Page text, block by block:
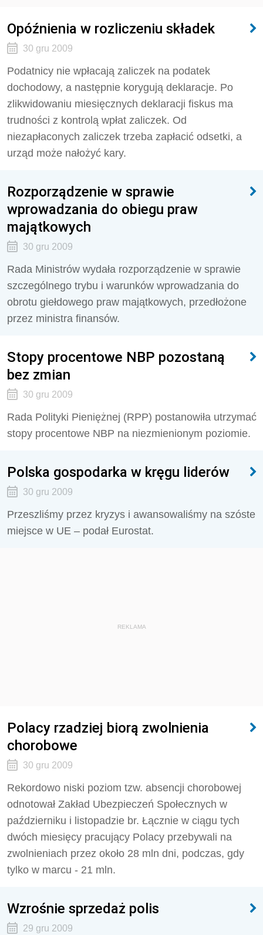
Opóźnienia w rozliczeniu składek
30 gru 2009
Podatnicy nie wpłacają zaliczek na podatek
dochodowy, a następnie korygują deklaracje. Po
zlikwidowaniu miesięcznych deklaracji fiskus ma
trudności z kontrolą wpłat zaliczek. Od
niezapłaconych zaliczek trzeba zapłacić odsetki, a
urząd może nałożyć kary.
Rozporządzenie w sprawie
wprowadzania do obiegu praw
majątkowych
30 gru 2009
Rada Ministrów wydała rozporządzenie w sprawie
szczególnego trybu i warunków wprowadzania do
obrotu giełdowego praw majątkowych, przedłożone
przez ministra finansów.
Stopy procentowe NBP pozostaną
bez zmian
30 gru 2009
Rada Polityki Pieniężnej (RPP) postanowiła utrzymać
stopy procentowe NBP na niezmienionym poziomie.
Polska gospodarka w kręgu liderów
30 gru 2009
Przeszliśmy przez kryzys i awansowaliśmy na szóste
miejsce w UE – podał Eurostat.
REKLAMA
Polacy rzadziej biorą zwolnienia
chorobowe
30 gru 2009
Rekordowo niski poziom tzw. absencji chorobowej
odnotował Zakład Ubezpieczeń Społecznych w
październiku i listopadzie br. Łącznie w ciągu tych
dwóch miesięcy pracujący Polacy przebywali na
zwolnieniach przez około 28 mln dni, podczas, gdy
tylko w marcu - 21 mln.
Wzrośnie sprzedaż polis
29 gru 2009